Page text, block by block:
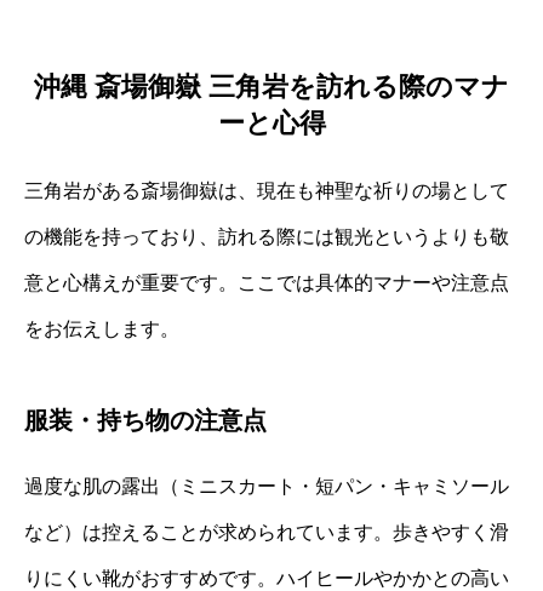
沖縄 斎場御嶽 三角岩を訪れる際のマナ
ーと心得
三角岩がある斎場御嶽は、現在も神聖な祈りの場として
の機能を持っており、訪れる際には観光というよりも敬
意と心構えが重要です。ここでは具体的マナーや注意点
をお伝えします。
服装・持ち物の注意点
過度な肌の露出（ミニスカート・短パン・キャミソール
など）は控えることが求められています。歩きやすく滑
りにくい靴がおすすめです。ハイヒールやかかとの高い